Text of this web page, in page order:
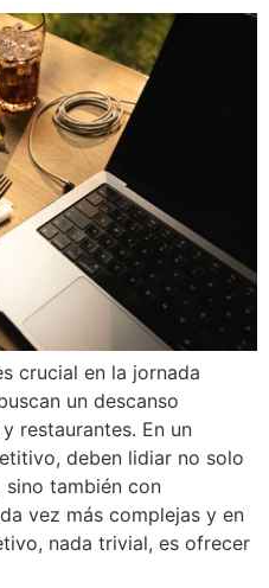
crucial en la jornada
un descanso
restaurantes. En un
deben lidiar no solo
también con
vez más complejas y en
nada trivial, es ofrecer